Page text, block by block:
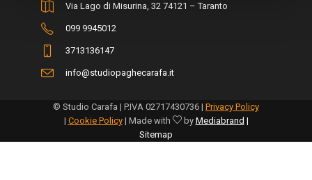
Via Lago di Misurina, 32 74121 – Taranto
099 9945012
3713136147
info@studiopaghecarafa.it
© Studio Carafa | P.IVA 02717430736 | Privacy Policy
| Cookie Policy| Made with by Mediabrand |
Sitemap